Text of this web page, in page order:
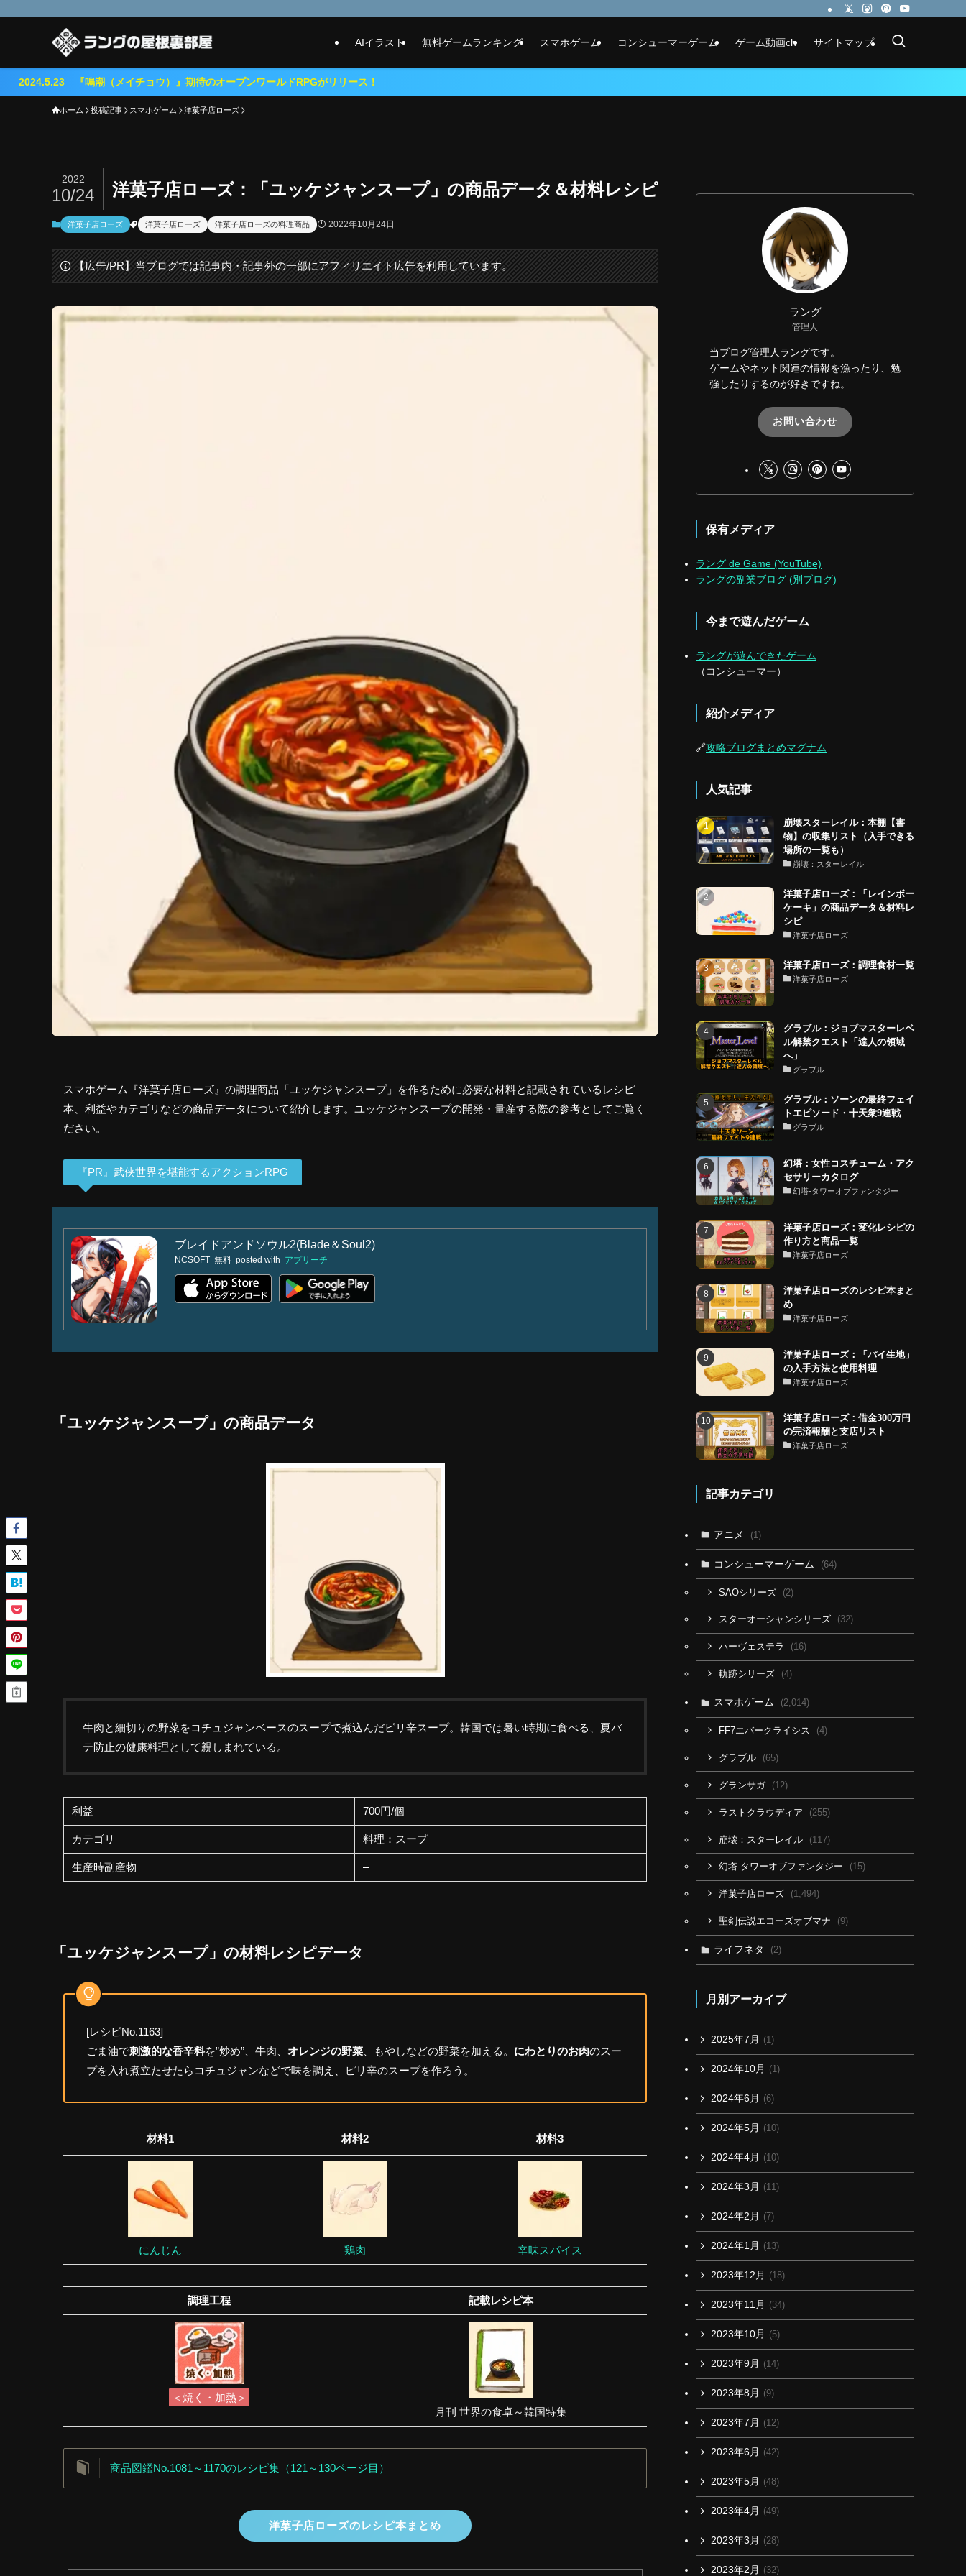
AIイラスト 無料ゲームランキング スマホゲーム コンシューマーゲーム ゲーム動画ch サイトマップ
メイチョウ）』期待のオープンワールドRPGがリリース！
ホーム 投稿記事 スマホゲーム 洋菓子店ローズ
洋菓子店ローズ：「ユッケジャンスープ」の商品データ＆材料レシピ
2022
10/24
洋菓子店ローズ 洋菓子店ローズ 洋菓子店ローズの料理商品 2022年10月24日
【広告/PR】当ブログでは記事内・記事外の一部にアフィリエイト広告を利用しています。
スマホゲーム『洋菓子店ローズ』の調理商品「ユッケジャンスープ」を作るために必要な材料と記載されているレシピ
本、利益やカテゴリなどの商品データについて紹介します。ユッケジャンスープの開発・量産する際の参考としてご覧く
ださい。
『PR』武侠世界を堪能するアクションRPG
ブレイドアンドソウル2(Blade＆Soul2)
NCSOFT 無料 posted with アプリーチ
「ユッケジャンスープ」の商品データ
牛肉と細切りの野菜をコチュジャンベースのスープで煮込んだピリ辛スープ。韓国では暑い時期に食べる、夏バ
テ防止の健康料理として親しまれている。
利益 700円/個
カテゴリ 料理：スープ
生産時副産物 –
「ユッケジャンスープ」の材料レシピデータ
[レシピNo.1163]
ごま油で刺激的な香辛料を”炒め”、牛肉、 オレンジの野菜 、もやしなどの野菜を加える。 にわとりのお肉のスー
プを入れ煮立たせたらコチュジャンなどで味を調え、ピリ辛のスープを作ろう。
材料1 材料2 材料3
にんじん 鶏肉 辛味スパイス
調理工程 記載レシピ本
＜焼く・加熱＞
月刊 世界の食卓～韓国特集
商品図鑑No.1081～1170のレシピ集（121～130ページ目）
洋菓子店ローズのレシピ本まとめ
ラング
管理人
当ブログ管理人ラングです。
ゲームやネット関連の情報を漁ったり、勉
強したりするのが好きですね。
お問い合わせ
保有メディア
ラング de Game (YouTube)
ラングの副業ブログ (別ブログ)
今まで遊んだゲーム
ラングが遊んできたゲーム
（コンシューマー）
紹介メディア
🔗攻略ブログまとめマグナム
人気記事
崩壊スターレイル：本棚【書
物】の収集リスト（入手できる
場所の一覧も）
崩壊：スターレイル
洋菓子店ローズ：「レインボー
ケーキ」の商品データ＆材料レ
シピ
洋菓子店ローズ
洋菓子店ローズ：調理食材一覧
洋菓子店ローズ
グラブル：ジョブマスターレベ
ル解禁クエスト「達人の領域
へ」
グラブル
グラブル：ソーンの最終フェイ
トエピソード・十天衆9連戦
グラブル
幻塔：女性コスチューム・アク
セサリーカタログ
幻塔-タワーオブファンタジー
洋菓子店ローズ：変化レシピの
作り方と商品一覧
洋菓子店ローズ
洋菓子店ローズのレシピ本まと
め
洋菓子店ローズ
洋菓子店ローズ：「パイ生地」
の入手方法と使用料理
洋菓子店ローズ
洋菓子店ローズ：借金300万円
の完済報酬と支店リスト
洋菓子店ローズ
記事カテゴリ
アニメ (1)
コンシューマーゲーム (64)
SAOシリーズ (2)
スターオーシャンシリーズ (32)
ハーヴェステラ (16)
軌跡シリーズ (4)
スマホゲーム (2,014)
FF7エバークライシス (4)
グラブル (65)
グランサガ (12)
ラストクラウディア (255)
崩壊：スターレイル (117)
幻塔-タワーオブファンタジー (15)
洋菓子店ローズ (1,494)
聖剣伝説エコーズオブマナ (9)
ライフネタ (2)
月別アーカイブ
2025年7月 (1)
2024年10月 (1)
2024年6月 (6)
2024年5月 (10)
2024年4月 (10)
2024年3月 (11)
2024年2月 (7)
2024年1月 (13)
2023年12月 (18)
2023年11月 (34)
2023年10月 (5)
2023年9月 (14)
2023年8月 (9)
2023年7月 (12)
2023年6月 (42)
2023年5月 (48)
2023年4月 (49)
2023年3月 (28)
2023年2月 (32)